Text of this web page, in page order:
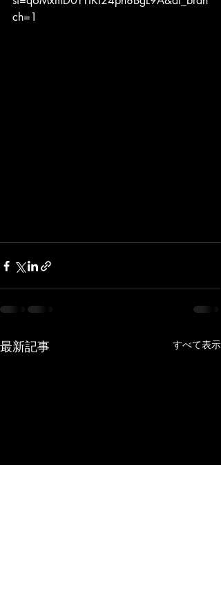
ch=1
最新記事 すべて表示